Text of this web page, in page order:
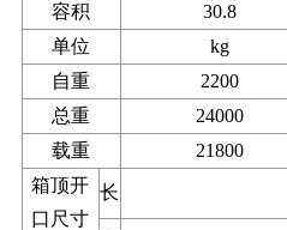
容积
30.8
单位
kg
自重
2200
总重
24000
载重
21800
箱顶开
口尺寸
长